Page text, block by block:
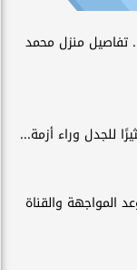
تفاصيل منزل محمد
للجدل وراء أزمة...
المواجهة والقناة